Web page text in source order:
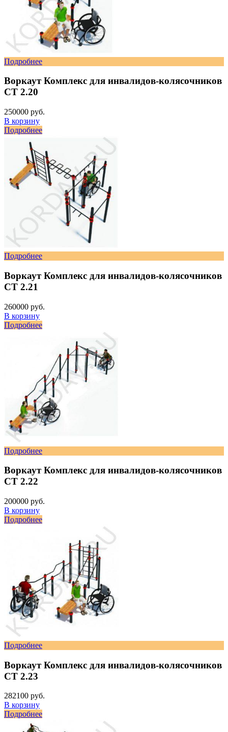
Подробнее
Воркаут Комплекс для инвалидов-колясочников
СТ 2.20
250000 руб.
В корзину
Подробнее
Подробнее
Воркаут Комплекс для инвалидов-колясочников
СТ 2.21
260000 руб.
В корзину
Подробнее
Подробнее
Воркаут Комплекс для инвалидов-колясочников
СТ 2.22
200000 руб.
В корзину
Подробнее
Подробнее
Воркаут Комплекс для инвалидов-колясочников
СТ 2.23
282100 руб.
В корзину
Подробнее